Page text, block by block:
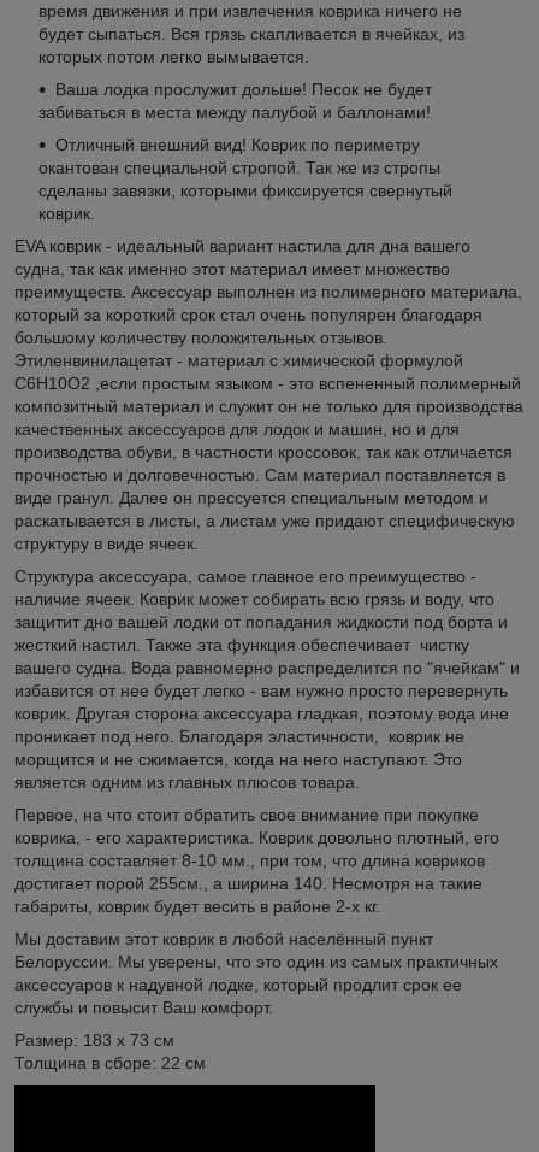
время движения и при извлечения коврика ничего не
будет сыпаться. Вся грязь скапливается в ячейках, из
которых потом легко вымывается.
Ваша лодка прослужит дольше! Песок не будет
забиваться в места между палубой и баллонами!
Отличный внешний вид! Коврик по периметру
окантован специальной стропой. Так же из стропы
сделаны завязки, которыми фиксируется свернутый
коврик.
EVA коврик - идеальный вариант настила для дна вашего
судна, так как именно этот материал имеет множество
преимуществ. Аксессуар выполнен из полимерного материала,
который за короткий срок стал очень популярен благодаря
большому количеству положительных отзывов.
Этиленвинилацетат - материал с химической формулой
C6H10O2 ,если простым языком - это вспененный полимерный
композитный материал и служит он не только для производства
качественных аксессуаров для лодок и машин, но и для
производства обуви, в частности кроссовок, так как отличается
прочностью и долговечностью. Сам материал поставляется в
виде гранул. Далее он прессуется специальным методом и
раскатывается в листы, а листам уже придают специфическую
структуру в виде ячеек.
Структура аксессуара, самое главное его преимущество -
наличие ячеек. Коврик может собирать всю грязь и воду, что
защитит дно вашей лодки от попадания жидкости под борта и
жесткий настил. Также эта функция обеспечивает чистку
вашего судна. Вода равномерно распределится по "ячейкам" и
избавится от нее будет легко - вам нужно просто перевернуть
коврик. Другая сторона аксессуара гладкая, поэтому вода ине
проникает под него. Благодаря эластичности, коврик не
морщится и не сжимается, когда на него наступают. Это
является одним из главных плюсов товара.
Первое, на что стоит обратить свое внимание при покупке
коврика, - его характеристика. Коврик довольно плотный, его
толщина составляет 8-10 мм., при том, что длина ковриков
достигает порой 255см., а ширина 140. Несмотря на такие
габариты, коврик будет весить в районе 2-х кг.
Мы доставим этот коврик в любой населённый пункт
Белоруссии. Мы уверены, что это один из самых практичных
аксессуаров к надувной лодке, который продлит срок ее
службы и повысит Ваш комфорт.
Размер: 183 х 73 см
Толщина в сборе: 22 см